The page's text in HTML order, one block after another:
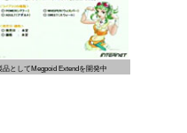
品としてMegpoid Extendを開発中